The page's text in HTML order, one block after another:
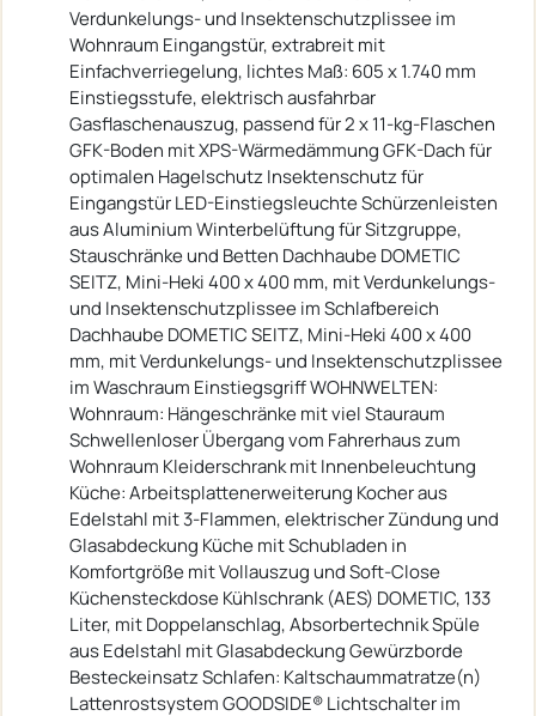
Verdunkelungs- und Insektenschutzplissee im
Wohnraum Eingangstür, extrabreit mit
Einfachverriegelung, lichtes Maß: 605 x 1.740 mm
Einstiegsstufe, elektrisch ausfahrbar
Gasflaschenauszug, passend für 2 x 11-kg-Flaschen
GFK-Boden mit XPS-Wärmedämmung GFK-Dach für
optimalen Hagelschutz Insektenschutz für
Eingangstür LED-Einstiegsleuchte Schürzenleisten
aus Aluminium Winterbelüftung für Sitzgruppe,
Stauschränke und Betten Dachhaube DOMETIC
SEITZ, Mini-Heki 400 x 400 mm, mit Verdunkelungs-
und Insektenschutzplissee im Schlafbereich
Dachhaube DOMETIC SEITZ, Mini-Heki 400 x 400
mm, mit Verdunkelungs- und Insektenschutzplissee
im Waschraum Einstiegsgriff WOHNWELTEN:
Wohnraum: Hängeschränke mit viel Stauraum
Schwellenloser Übergang vom Fahrerhaus zum
Wohnraum Kleiderschrank mit Innenbeleuchtung
Küche: Arbeitsplattenerweiterung Kocher aus
Edelstahl mit 3-Flammen, elektrischer Zündung und
Glasabdeckung Küche mit Schubladen in
Komfortgröße mit Vollauszug und Soft-Close
Küchensteckdose Kühlschrank (AES) DOMETIC, 133
Liter, mit Doppelanschlag, Absorbertechnik Spüle
aus Edelstahl mit Glasabdeckung Gewürzborde
Besteckeinsatz Schlafen: Kaltschaummatratze(n)
Lattenrostsystem GOODSIDE® Lichtschalter im